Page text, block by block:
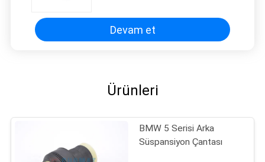
Devam et
Ürünleri
BMW 5 Serisi Arka
Süspansiyon Çantası